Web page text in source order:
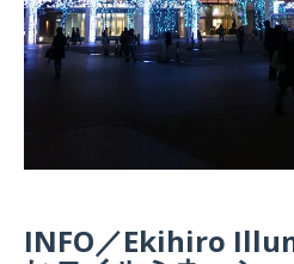
INFO／Ekihiro